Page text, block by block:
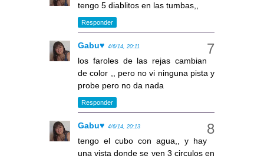
tengo 5 diablitos en las tumbas,,
Responder
Gabu♥ 4/6/14, 20:11
los faroles de las rejas cambian
de color ,, pero no vi ninguna pista y
probe pero no da nada
Responder
Gabu♥ 4/6/14, 20:13
tengo el cubo con agua,, y hay
una vista donde se ven 3 circulos en